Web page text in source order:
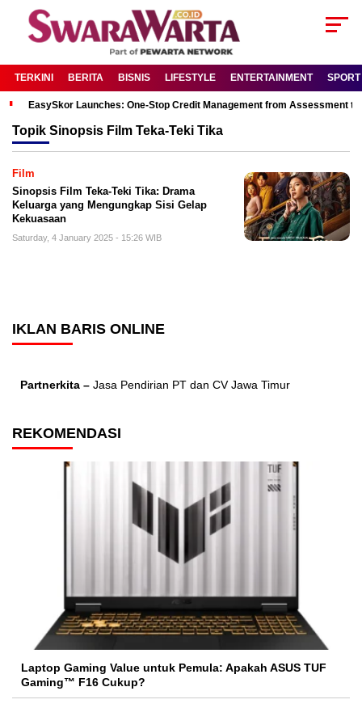
TERKINI BERITA BISNIS LIFESTYLE ENTERTAINMENT SPORT
EasySkor Launches: One-Stop Credit Management from Assessment
Topik Sinopsis Film Teka-Teki Tika
Film
Sinopsis Film Teka-Teki Tika: Drama
Keluarga yang Mengungkap Sisi Gelap
Kekuasaan
Saturday, 4 January 2025 - 15:26 WIB
IKLAN BARIS ONLINE
Partnerkita – Jasa Pendirian PT dan CV Jawa Timur
REKOMENDASI
Laptop Gaming Value untuk Pemula: Apakah ASUS TUF
Gaming™ F16 Cukup?